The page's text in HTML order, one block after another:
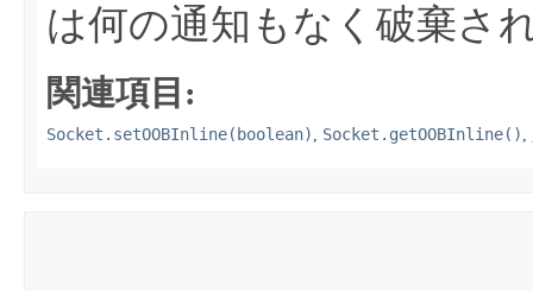
は何の通知もなく破棄さ
関連項目:
Socket.setOOBInline(boolean) , Socket.getOOBInline() ,